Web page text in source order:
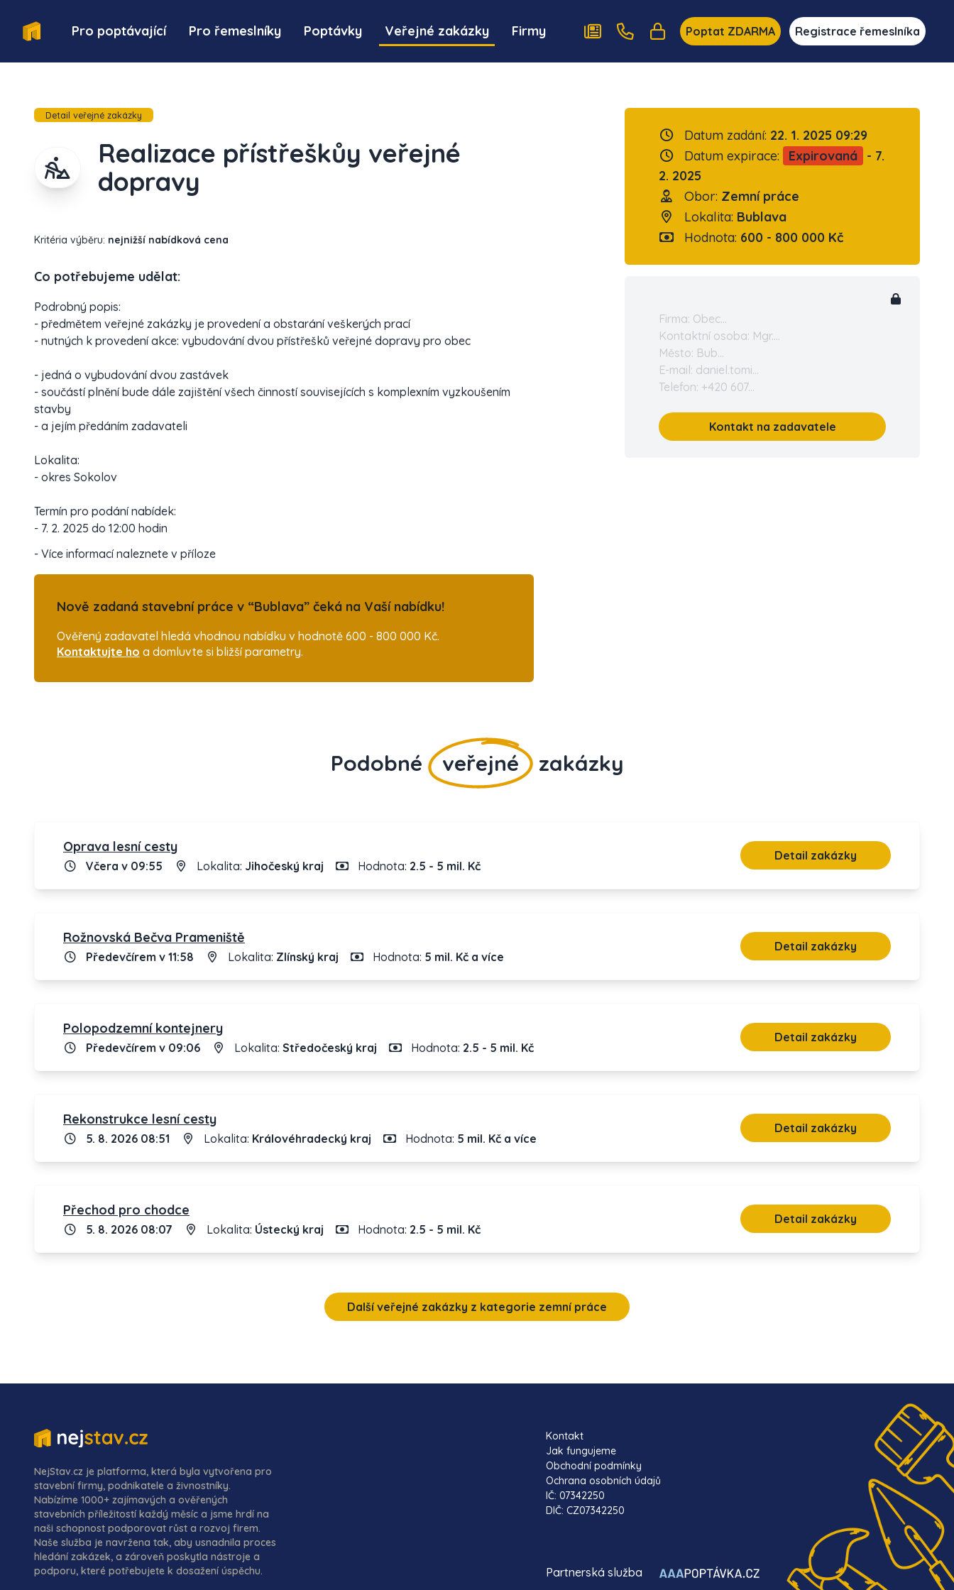
Pro poptávající Pro řemeslníky Poptávky Veřejné zakázky Firmy Poptat ZDARMA Registrace řemeslníka
Detail veřejné zakázky
Realizace přístřeškůy veřejné
dopravy
Kritéria výběru: nejnižší nabídková cena
Co potřebujeme udělat:
Podrobný popis:
- předmětem veřejné zakázky je provedení a obstarání veškerých prací
- nutných k provedení akce: vybudování dvou přístřešků veřejné dopravy pro obec
- jedná o vybudování dvou zastávek
- součástí plnění bude dále zajištění všech činností souvisejících s komplexním vyzkoušením
stavby
- a jejím předáním zadavateli
Lokalita:
- okres Sokolov
Termín pro podání nabídek:
- 7. 2. 2025 do 12:00 hodin
- Více informací naleznete v příloze
Nově zadaná stavební práce v “Bublava” čeká na Vaší nabídku!
Ověřený zadavatel hledá vhodnou nabídku v hodnotě 600 - 800 000 Kč.
Kontaktujte ho a domluvte si bližší parametry.
Datum zadání: 22. 1. 2025 09:29
Datum expirace:
Expirovaná
- 7.
2. 2025
Obor: Zemní práce
Lokalita: Bublava
Hodnota: 600 - 800 000 Kč
Firma: Obec...
Kontaktní osoba: Mgr....
Město: Bub...
E-mail: daniel.tomi...
Telefon: +420 607...
Kontakt na zadavatele
Podobné veřejné zakázky
Oprava lesní cesty
Včera v 09:55 Lokalita: Jihočeský kraj Hodnota: 2.5 - 5 mil. Kč
Detail zakázky
Rožnovská Bečva Prameniště
Předevčírem v 11:58 Lokalita: Zlínský kraj Hodnota: 5 mil. Kč a více
Detail zakázky
Polopodzemní kontejnery
Předevčírem v 09:06 Lokalita: Středočeský kraj Hodnota: 2.5 - 5 mil. Kč
Detail zakázky
Rekonstrukce lesní cesty
5. 8. 2026 08:51 Lokalita: Královéhradecký kraj Hodnota: 5 mil. Kč a více
Detail zakázky
Přechod pro chodce
5. 8. 2026 08:07 Lokalita: Ústecký kraj Hodnota: 2.5 - 5 mil. Kč
Detail zakázky
Další veřejné zakázky z kategorie zemní práce
NejStav.cz je platforma, která byla vytvořena pro
stavební firmy, podnikatele a živnostníky.
Nabízíme 1000+ zajímavých a ověřených
stavebních příležitostí každý měsíc a jsme hrdí na
naši schopnost podporovat růst a rozvoj firem.
Naše služba je navržena tak, aby usnadnila proces
hledání zakázek, a zároveň poskytla nástroje a
podporu, které potřebujete k dosažení úspěchu.
Kontakt
Jak fungujeme
Obchodní podmínky
Ochrana osobních údajů
IČ: 07342250
DIČ: CZ07342250
Partnerská služba